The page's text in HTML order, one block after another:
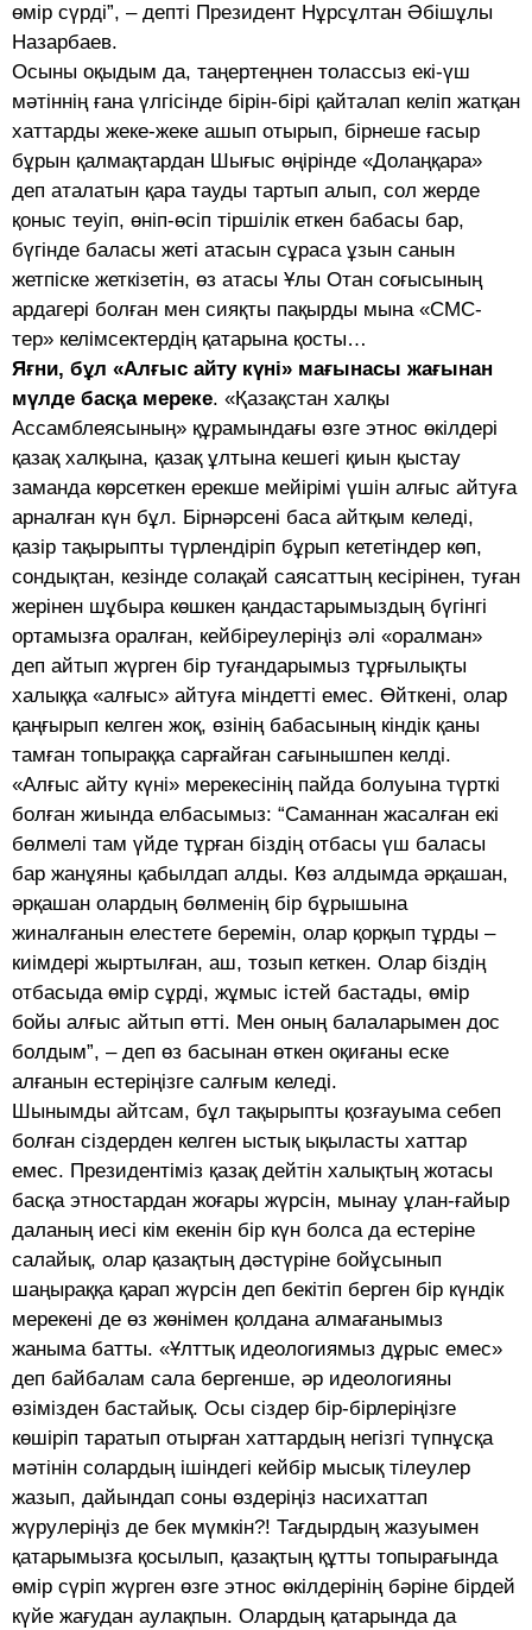
өмір сүрді”, – депті Президент Нұрсұлтан Әбішұлы
Назарбаев.
Осыны оқыдым да, таңертеңнен толассыз екі-үш
мәтіннің ғана үлгісінде бірін-бірі қайталап келіп жатқан
хаттарды жеке-жеке ашып отырып, бірнеше ғасыр
бұрын қалмақтардан Шығыс өңірінде «Долаңқара»
деп аталатын қара тауды тартып алып, сол жерде
қоныс теуіп, өніп-өсіп тіршілік еткен бабасы бар,
бүгінде баласы жеті атасын сұраса ұзын санын
жетпіске жеткізетін, өз атасы Ұлы Отан соғысының
ардагері болған мен сияқты пақырды мына «СМС-
тер» келімсектердің қатарына қосты…
Яғни, бұл «Алғыс айту күні» мағынасы жағынан
мүлде басқа мереке. «Қазақстан халқы
Ассамблеясының» құрамындағы өзге этнос өкілдері
қазақ халқына, қазақ ұлтына кешегі қиын қыстау
заманда көрсеткен ерекше мейірімі үшін алғыс айтуға
арналған күн бұл. Бірнәрсені баса айтқым келеді,
қазір тақырыпты түрлендіріп бұрып кететіндер көп,
сондықтан, кезінде солақай саясаттың кесірінен, туған
жерінен шұбыра көшкен қандастарымыздың бүгінгі
ортамызға оралған, кейбіреулеріңіз әлі «оралман»
деп айтып жүрген бір туғандарымыз тұрғылықты
халыққа «алғыс» айтуға міндетті емес. Өйткені, олар
қаңғырып келген жоқ, өзінің бабасының кіндік қаны
тамған топыраққа сарғайған сағынышпен келді.
«Алғыс айту күні» мерекесінің пайда болуына түрткі
болған жиында елбасымыз: “Саманнан жасалған екі
бөлмелі там үйде тұрған біздің отбасы үш баласы
бар жанұяны қабылдап алды. Көз алдымда әрқашан,
әрқашан олардың бөлменің бір бұрышына
жиналғанын елестете беремін, олар қорқып тұрды –
киімдері жыртылған, аш, тозып кеткен. Олар біздің
отбасыда өмір сұрді, жұмыс істей бастады, өмір
бойы алғыс айтып өтті. Мен оның балаларымен дос
болдым”, – деп өз басынан өткен оқиғаны еске
алғанын естеріңізге салғым келеді.
Шынымды айтсам, бұл тақырыпты қозғауыма себеп
болған сіздерден келген ыстық ықыласты хаттар
емес. Президентіміз қазақ дейтін халықтың жотасы
басқа этностардан жоғары жүрсін, мынау ұлан-ғайыр
даланың иесі кім екенін бір күн болса да естеріне
салайық, олар қазақтың дәстүріне бойұсынып
шаңыраққа қарап жүрсін деп бекітіп берген бір күндік
мерекені де өз жөнімен қолдана алмағанымыз
жаныма батты. «Ұлттық идеологиямыз дұрыс емес»
деп байбалам сала бергенше, әр идеологияны
өзімізден бастайық. Осы сіздер бір-бірлеріңізге
көшіріп таратып отырған хаттардың негізгі түпнұсқа
мәтінін солардың ішіндегі кейбір мысық тілеулер
жазып, дайындап соны өздеріңіз насихаттап
жүрулеріңіз де бек мүмкін?! Тағдырдың жазуымен
қатарымызға қосылып, қазақтың құтты топырағында
өмір сүріп жүрген өзге этнос өкілдерінің бәріне бірдей
күйе жағудан аулақпын. Олардың қатарында да